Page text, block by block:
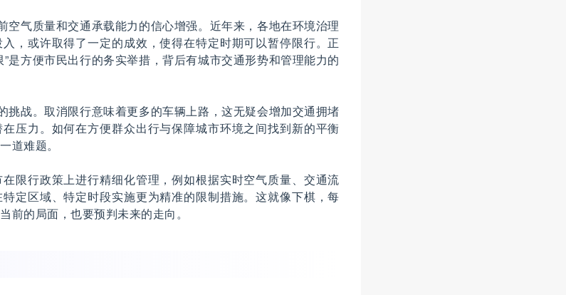
空气质量和交通承载能力的信心增强。近年来，各地在环境治理
，或许取得了一定的成效，使得在特定时期可以暂停限行。正
是方便市民出行的务实举措，背后有城市交通形势和管理能力的
挑战。取消限行意味着更多的车辆上路，这无疑会增加交通拥堵
压力。如何在方便群众出行与保障城市环境之间找到新的平衡
道难题。
限行政策上进行精细化管理，例如根据实时空气质量、交通流
定区域、特定时段实施更为精准的限制措施。这就像下棋，每
前的局面，也要预判未来的走向。